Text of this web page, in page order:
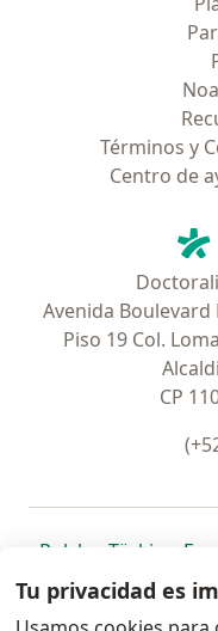
Términos y
Centro de
Avenida Boulevard
Piso 19 Col.
CP
Polska se abre en
Türkiye se
Portugal
se abre
México
Tu privacidad es